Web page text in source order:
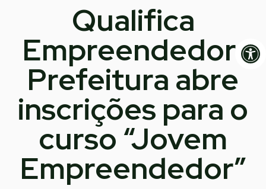
Qualifica
Empreendedor:
Prefeitura abre
inscrições para o
curso “Jovem
Empreendedor”